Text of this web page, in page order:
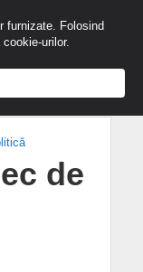
de
furnizate. Folosind
urilor.